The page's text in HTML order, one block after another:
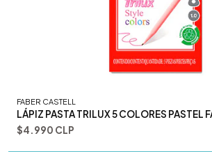
FABER CASTELL
LÁPIZ PASTA TRILUX 5 COLORES PASTEL
$4.990 CLP